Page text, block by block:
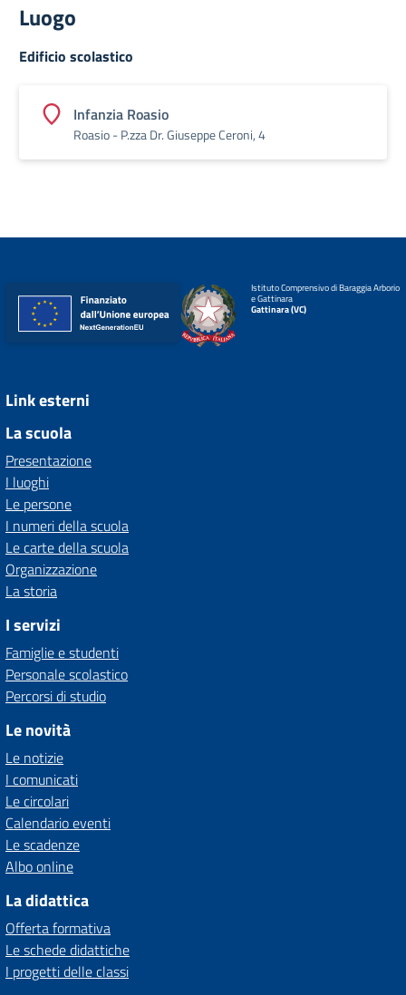
Luogo
Edificio scolastico
Infanzia Roasio
Roasio - P.zza Dr. Giuseppe Ceroni, 4
Istituto Comprensivo di Baraggia Arborio
e Gattinara
Gattinara (VC)
Link esterni
La scuola
Presentazione
I luoghi
Le persone
I numeri della scuola
Le carte della scuola
Organizzazione
La storia
I servizi
Famiglie e studenti
Personale scolastico
Percorsi di studio
Le novità
Le notizie
I comunicati
Le circolari
Calendario eventi
Le scadenze
Albo online
La didattica
Offerta formativa
Le schede didattiche
I progetti delle classi